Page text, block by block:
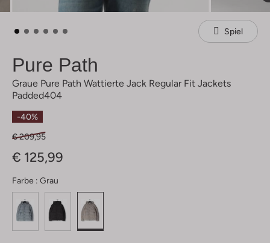
Spiel
Pure Path
Graue Pure Path Wattierte Jack Regular Fit Jackets
Padded404
-40%
€ 209,95
€ 125,99
Farbe : Grau